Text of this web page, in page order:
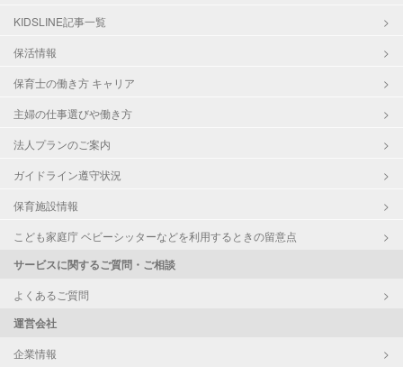
KIDSLINE記事一覧
保活情報
保育士の働き方 キャリア
主婦の仕事選びや働き方
法人プランのご案内
ガイドライン遵守状況
保育施設情報
こども家庭庁 ベビーシッターなどを利用するときの留意点
サービスに関するご質問・ご相談
よくあるご質問
運営会社
企業情報